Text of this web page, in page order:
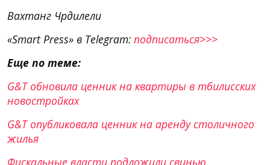
Вахтанг Чрдилели
«Smart Press» в Telegram: подписаться>>>
Еще по теме:
G&T обновила ценник на квартиры в тбилисских
новостройках
G&T опубликовала ценник на аренду столичного
жилья
Фискальные власти подложили свинью